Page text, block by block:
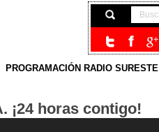
PROGRAMACIÓN RADIO SURESTE
¡24 horas contigo!